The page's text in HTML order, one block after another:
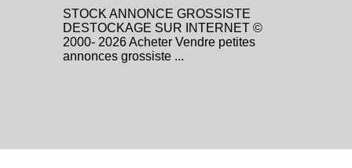
STOCK ANNONCE GROSSISTE
DESTOCKAGE SUR INTERNET ©
2000- 2026 Acheter Vendre petites
annonces grossiste ...